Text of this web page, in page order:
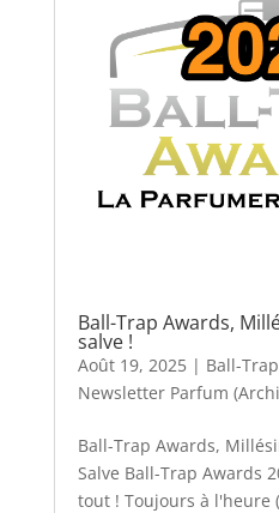
Ball-Trap Awards,
salve !
Août 19, 2025| Ball-
Newsletter Parfum
Ball-Trap Awards,
Salve Ball-Trap Awards
tout ! Toujours à l'heure